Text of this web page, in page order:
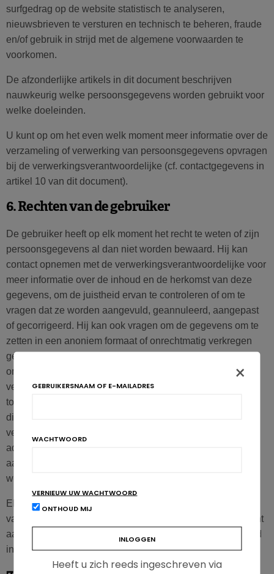
surfgedrag op de website statistisch te analyseren,
nieuwsbrieven te versturen en technisch te beheren, fraude
en/of gebruik in strijd met de algemene voorwaarden te
voorkomen.
De afzonderlijke artikels in dit document beschrijven
nauwkeurig welke persoonsgegevens worden gebruikt voor
welke doeleinden.
U kunt op om het even welk moment meer informatie over de
verzameling of verwerking van persoonsgegevens opvragen
bij de verwerkingsverantwoordelijke (cf. contactgegevens in
artikel 10 van dit document).
6. Rechten van de gebruiker
De gebruiker heeft op elk moment het recht te weten of zijn
persoonsgegevens al dan niet worden bewaard. Hij kan
contact opnemen met de verwerkingsverantwoordelijke voor
meer informatie over de inhoud en de herkomst van deze
gegevens, om de juistheid ervan te controleren of om te
vragen dat ze worden aangevuld, geannuleerd, aangepast
of gecorrigeerd. Hij kan ook vragen om de gegevens om te
zetten in een anoniem formaat of onrechtmatig verkregen
gegevens te blokkeren. De gebruiker kan zich bovendien
om eender welke legitieme reden verzetten tegen de
verwerking van zijn gegevens. Elk verzoek met betrekking
tot het gebruik of de verwerking van persoonsgegevens
dient rechtstreeks te worden gericht aan de
verwerkingsverantwoordelijke op het hieronder vermelde
adres. De gebruiker kan tot slot ook zelf zijn gegevens
aanpassen via de persoonlijke gebruikersruimte op de
website.
Elk verzoek met betrekking tot het gebruik of de verwerking
van persoonsgegevens dient rechtstreeks te worden gericht
aan de verwerkingsverantwoordelijke op het adres vermeld
in artikel 10 van dit document.
×
GEBRUIKERSNAAM OF E-MAILADRES
WACHTWOORD
VERNIEUW UW WACHTWOORD
ONTHOUD MIJ
Heeft u zich reeds ingeschreven via